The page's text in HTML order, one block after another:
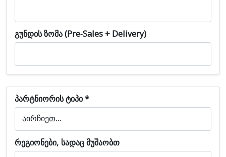
Გუნდის Ზომა (pre-Sales + Delivery)
Პარტნიორის Ტიპი *
Რეგიონები, Სადაც Მუშაობთ